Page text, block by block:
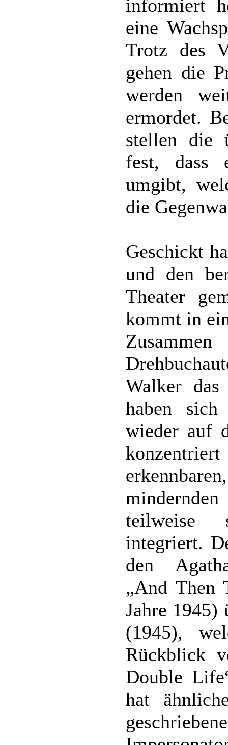
informiert
eine
Trotz des
gehen die
werden
ermordet.
stellen die
fest, dass
umgibt,
die
Geschickt
und den
Theater
kommt in
Walker
haben
wieder auf
teilweise
integriert.
den
„And Then
Jahre 1945)
(1945),
Rückblick
Double
hat